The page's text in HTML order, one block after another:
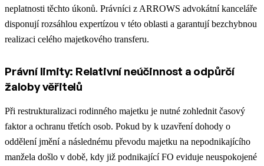
neplatnosti těchto úkonů. Právníci z ARROWS advokátní kanceláře
disponují rozsáhlou expertízou v této oblasti a garantují bezchybnou
realizaci celého majetkového transferu.
Právní limity: Relativní neúčinnost a odpůrčí
žaloby věřitelů
Při restrukturalizaci rodinného majetku je nutné zohlednit časový
faktor a ochranu třetích osob. Pokud by k uzavření dohody o
oddělení jmění a následnému převodu majetku na nepodnikajícího
manžela došlo v době, kdy již podnikající FO eviduje neuspokojené